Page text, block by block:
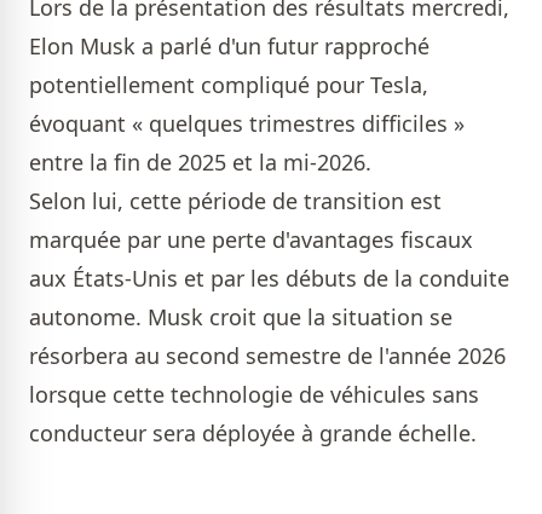
Lors de la présentation des résultats mercredi,
Elon Musk a parlé d'un futur rapproché
potentiellement compliqué pour Tesla,
évoquant « quelques trimestres difficiles »
entre la fin de 2025 et la mi-2026.
Selon lui, cette période de transition est
marquée par une perte d'avantages fiscaux
aux États-Unis et par les débuts de la conduite
autonome. Musk croit que la situation se
résorbera au second semestre de l'année 2026
lorsque cette technologie de véhicules sans
conducteur sera déployée à grande échelle.